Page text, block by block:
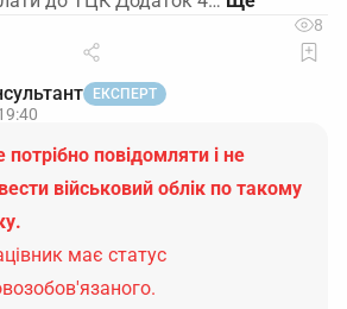
8
ЕКСПЕРТ
потрібно повідомляти і не
військовий облік по такому
має статус